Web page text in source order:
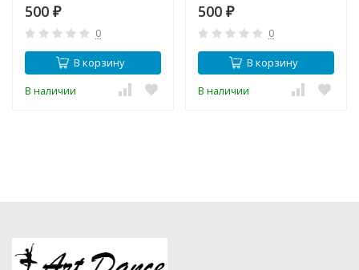
500 ₽
0
В корзину
В наличии
500 ₽
0
В корзину
В наличии